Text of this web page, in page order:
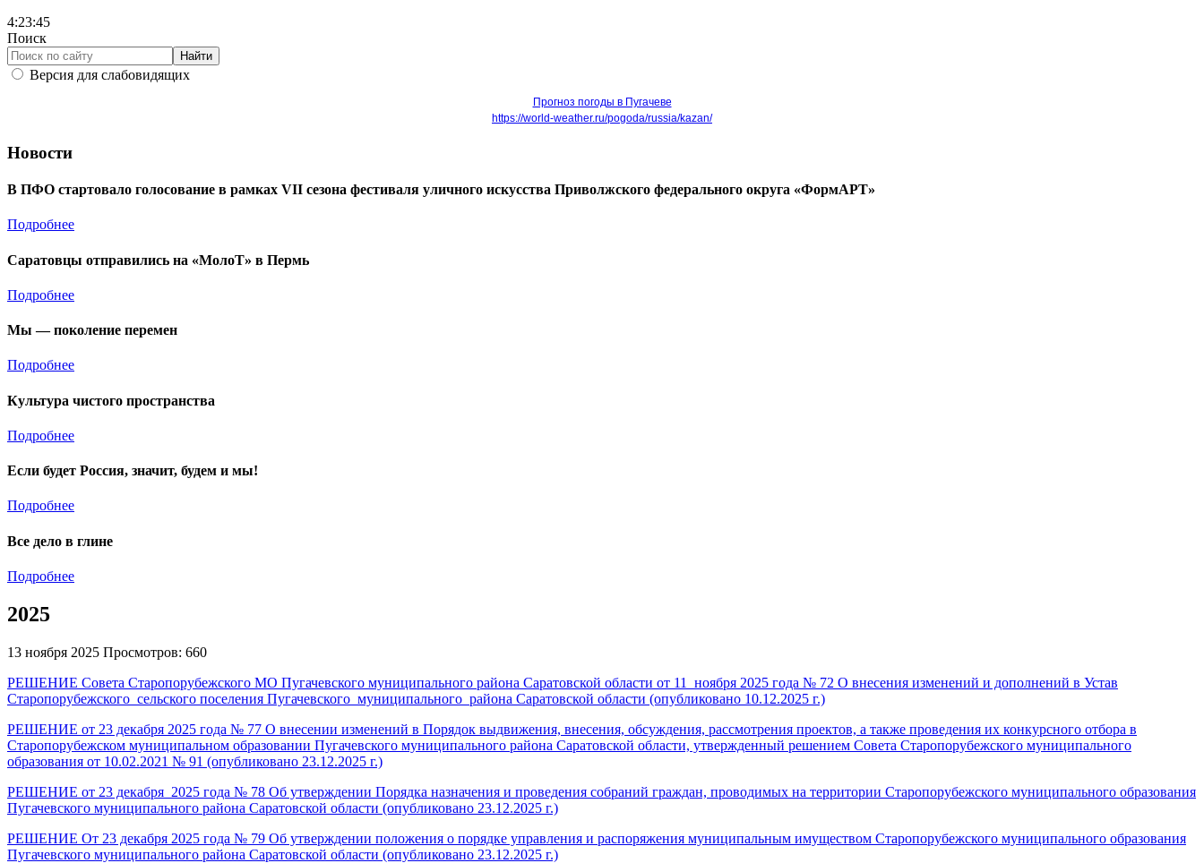
4:23:46
Поиск
Найти
Версия для слабовидящих
Прогноз погоды в Пугачеве
https://world-weather.ru/pogoda/russia/kazan/
Новости
В ПФО стартовало голосование в рамках VII сезона фестиваля уличного искусства Приволжского федерального округа «ФормАРТ»
Подробнее
Саратовцы отправились на «МолоТ» в Пермь
Подробнее
Мы — поколение перемен
Подробнее
Культура чистого пространства
Подробнее
Если будет Россия, значит, будем и мы!
Подробнее
Все дело в глине
Подробнее
2025
13 ноября 2025 Просмотров: 660
РЕШЕНИЕ Совета Старопорубежского МО Пугачевского муниципального района Саратовской области от 11
ноября 2025 года № 72 О внесения изменений и дополнений в Устав
Старопорубежского сельского поселения Пугачевского муниципального района Саратовской области (опубликовано 10.12.2025 г.)
РЕШЕНИЕ от 23 декабря 2025 года № 77 О внесении изменений в Порядок выдвижения, внесения, обсуждения, рассмотрения проектов, а также проведения их конкурсного отбора в
Старопорубежском муниципальном образовании Пугачевского муниципального района Саратовской области, утвержденный решением Совета Старопорубежского муниципального
образования от 10.02.2021 № 91 (опубликовано 23.12.2025 г.)
РЕШЕНИЕ от 23 декабря 2025 года № 78 Об утверждении Порядка назначения и проведения собраний граждан, проводимых на территории Старопорубежского муниципального образования
Пугачевского муниципального района Саратовской области (опубликовано 23.12.2025 г.)
РЕШЕНИЕ От 23 декабря 2025 года № 79 Об утверждении положения о порядке управления и распоряжения муниципальным имуществом Старопорубежского муниципального образования
Пугачевского муниципального района Саратовской области (опубликовано 23.12.2025 г.)